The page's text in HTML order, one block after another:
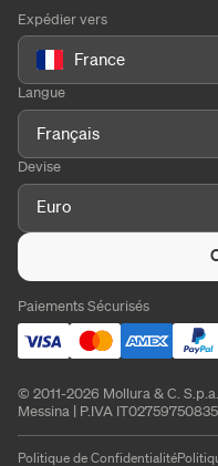
Expédier vers
France
Langue
Français
Devise
Euro
Paiements Sécurisés
© 2011-2026 Mollura & C.
Messina | P.IVA IT02759750835
Politique de Confidentialité